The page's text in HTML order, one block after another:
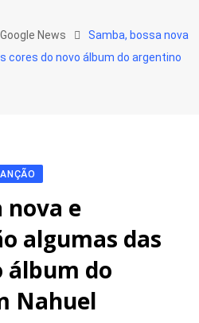
Google News
Samba, bossa nova
cores do novo álbum do argentino
nova e
algumas das
álbum do
Nahuel